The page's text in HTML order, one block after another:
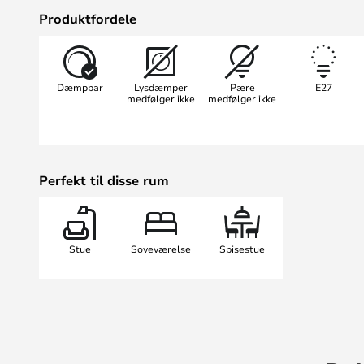
justeres med yderste præcision.
hvid, så lyset reflekteres og
Phina er en hel serie smukke
Produktfordele
Dæmpbar
Lysdæmper
medfølger ikke
Pære
medfølger ikke
E27
Perfekt til disse rum
Stue Soveværelse Spisestue